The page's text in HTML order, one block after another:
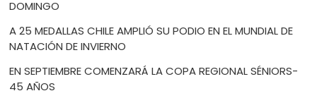
DOMINGO
A 25 MEDALLAS CHILE AMPLIÓ SU PODIO EN EL MUNDIAL DE
NATACIÓN DE INVIERNO
EN SEPTIEMBRE COMENZARÁ LA COPA REGIONAL SÉNIORS-
45 AÑOS